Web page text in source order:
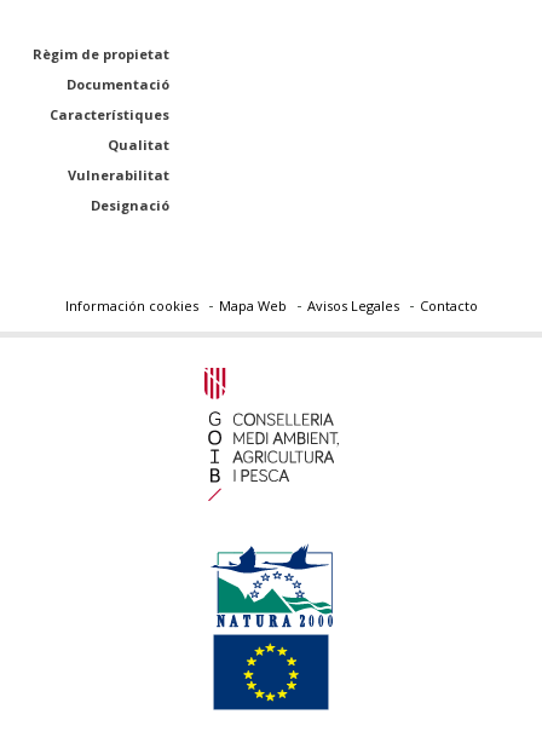
Règim de propietat
Documentació
Característiques
Qualitat
Vulnerabilitat
Designació
Información cookies Mapa Web Avisos Legales Contacto